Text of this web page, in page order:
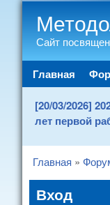
Сайт
Main menu
Главная
[20/03/2026]
лет первой
You are
Главная »
Вход